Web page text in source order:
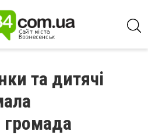
та дитячі
громада